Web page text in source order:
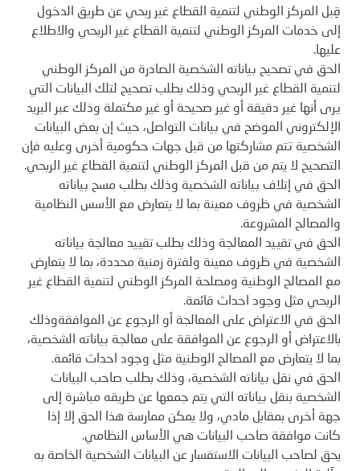
قِبل المركز الوطني لتنمية القطاع غير ربحي عن طريق الدخول
إلى خدمات المركز الوطني لتنمية القطاع غير الربحي والاطلاع
عليها.
الحق في تصحيح بياناته الشخصية الصادرة من المركز الوطني
لتنمية القطاع غير الربحي وذلك بطلب تصحيح لتلك البيانات التي
يرى أنها غير دقيقة أو غير صحيحة أو غير مكتملة وذلك عبر البريد
الإلكتروني الموضح في بيانات التواصل، حيث إن بعض البيانات
الشخصية تتم مشاركتها من قبل جهات حكومية أخرى وعليه فإن
التصحيح لا يتم من قبل المركز الوطني لتنمية القطاع غير الربحي.
الحق في إتلاف بياناته الشخصية وذلك بطلب مسح بياناته
الشخصية في ظروف معينة بما لا يتعارض مع الأسس النظامية
والمصالح المشروعة.
الحق في تقييد المعالجة وذلك بطلب تقييد معالجة بياناته
الشخصية في ظروف معينة ولفترة زمنية محددة، بما لا يتعارض
مع المصالح الوطنية ومصلحة المركز الوطني لتنمية القطاع غير
الربحي مثل وجود احداث قائمة.
الحق في الاعتراض على المعالجة أو الرجوع عن الموافقةوذلك
بالاعتراض أو الرجوع عن الموافقة على معالجة بياناته الشخصية،
بما لا يتعارض مع المصالح الوطنية مثل وجود احداث قائمة.
الحق في نقل بياناته الشخصية، وذلك بطلب صاحب البيانات
الشخصية بنقل بياناته التي يتم جمعها عن طريقه مباشرة إلى
جهة أخرى بمقابل مادي، ولا يمكن ممارسة هذا الحق إلا إذا
كانت موافقة صاحب البيانات هي الأساس النظامي.
يحق لصاحب البيانات الاستفسار عن البيانات الشخصية الخاصة به